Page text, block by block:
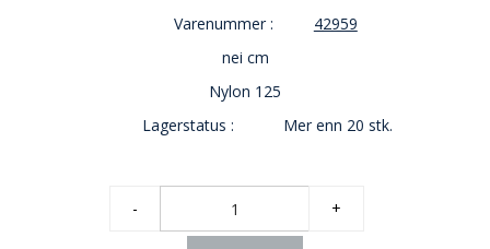
Varenummer :
42959
nei cm
Nylon 125
Lagerstatus :
Mer enn 20 stk.
- +